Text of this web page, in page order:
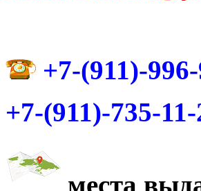
+7-(911)-
+7-(911)-735-
места